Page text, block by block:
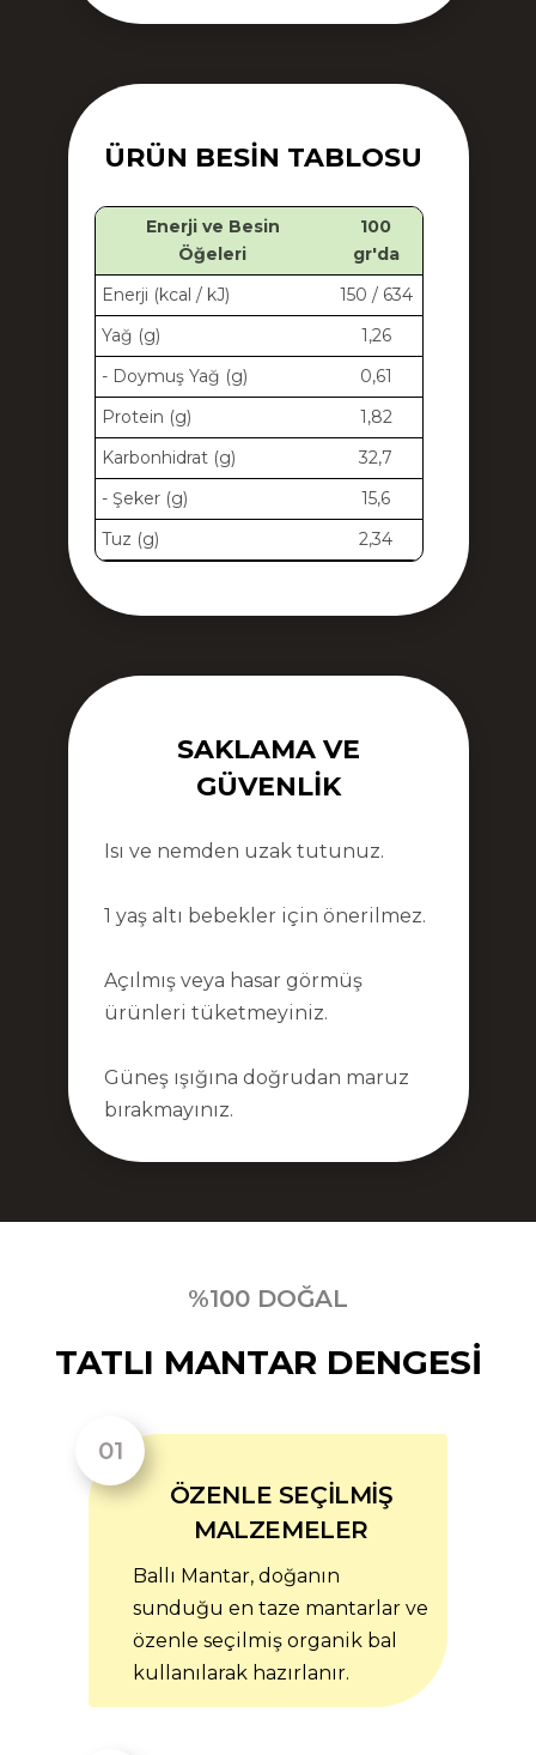
ÜRÜN BESIN TABLOSU
Enerji ve Besin
Öğeleri
100
gr'da
Enerji (kcal / kJ)
150 / 634
Yağ (g)
1,26
- Doymuş Yağ (g)
0,61
Protein (g)
1,82
Karbonhidrat (g)
32,7
- Şeker (g)
15,6
Tuz (g)
2,34
SAKLAMA VE
GÜVENLIK
Isı ve nemden uzak tutunuz.
1 yaş altı bebekler için önerilmez.
Açılmış veya hasar görmüş
ürünleri tüketmeyiniz.
Güneş ışığına doğrudan maruz
bırakmayınız.
%100 DOĞAL
TATLI MANTAR DENGESI
ÖZENLE SEÇİLMİŞ
MALZEMELER
Ballı Mantar, doğanın
sunduğu en taze mantarlar ve
özenle seçilmiş organik bal
kullanılarak hazırlanır.